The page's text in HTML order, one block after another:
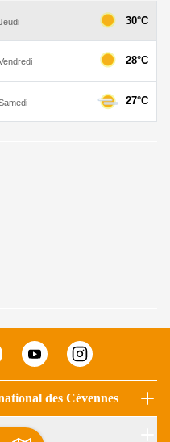
des Cévennes